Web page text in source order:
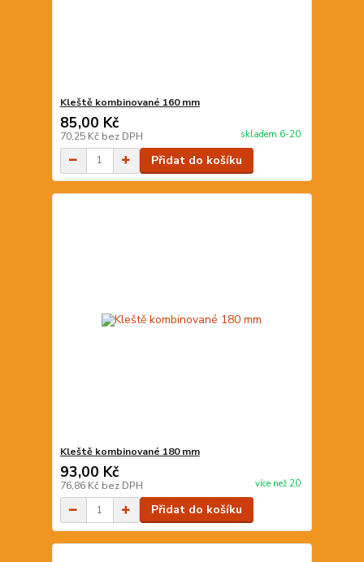
Kleště kombinované 160 mm
85,00 Kč
70,25 Kč bez DPH skladem 6-20
Přidat do košíku
Kleště kombinované 180 mm
93,00 Kč
76,86 Kč bez DPH více než 20
Přidat do košíku